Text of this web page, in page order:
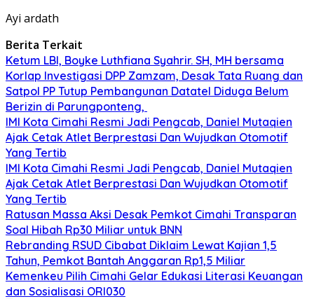
Ayi ardath
Berita Terkait
Ketum LBI, Boyke Luthfiana Syahrir. SH, MH bersama
Korlap Investigasi DPP Zamzam, Desak Tata Ruang dan
Satpol PP Tutup Pembangunan Datatel Diduga Belum
Berizin di Parungponteng,
IMI Kota Cimahi Resmi Jadi Pengcab, Daniel Mutaqien
Ajak Cetak Atlet Berprestasi Dan Wujudkan Otomotif
Yang Tertib
IMI Kota Cimahi Resmi Jadi Pengcab, Daniel Mutaqien
Ajak Cetak Atlet Berprestasi Dan Wujudkan Otomotif
Yang Tertib
Ratusan Massa Aksi Desak Pemkot Cimahi Transparan
Soal Hibah Rp30 Miliar untuk BNN
Rebranding RSUD Cibabat Diklaim Lewat Kajian 1,5
Tahun, Pemkot Bantah Anggaran Rp1,5 Miliar
Kemenkeu Pilih Cimahi Gelar Edukasi Literasi Keuangan
dan Sosialisasi ORI030